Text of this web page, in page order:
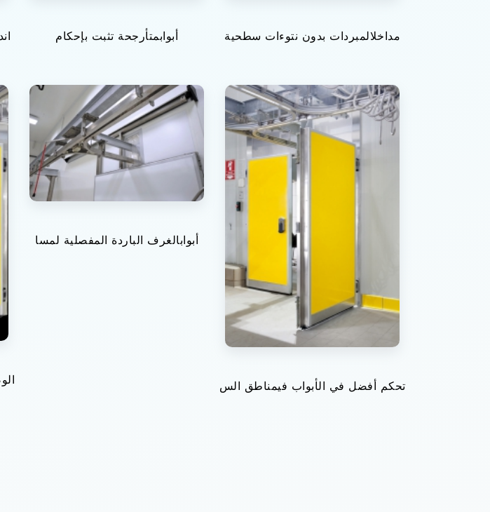
أبوابمتأرجحة تثبت بإحكام مداخلالمبردات بدون نتوءات سطحية
أبوابالغرف الباردة المفصلية لمسا
تحكم أفضل في الأبواب فيمناطق الس